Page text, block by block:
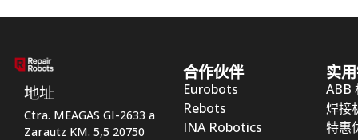
地址
Ctra. MEAGAS GI-2633 a
Zarautz KM. 5,5 20750
合作伙伴
Eurobots
Rebots
INA Robotics
实
ABB
焊接
特惠